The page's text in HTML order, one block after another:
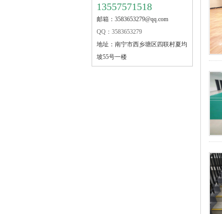
13557571518
邮箱：3583653279@qq.com
QQ：3583653279
地址： 南宁市西乡塘区四联村夏均
坡55号一楼